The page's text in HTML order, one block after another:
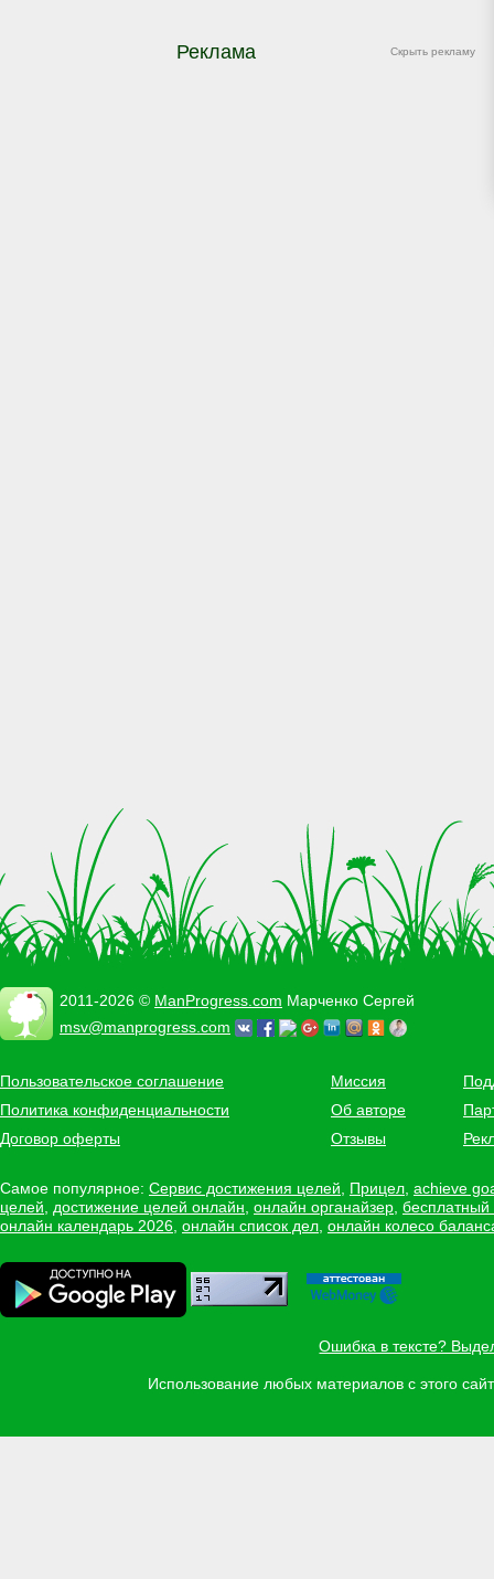
Скрыть рекламу
Реклама
2011-2026 © ManProgress.com Марченко Сергей
msv@manprogress.com
Пользовательское соглашение
Политика конфиденциальности
Договор оферты
Миссия
Об авторе
Отзывы
Самое популярное: Сервис достижения целей Прицел achieve
целей
достижение целей онлайн онлайн органайзер
онлайн календарь 2026 онлайн список дел онлайн колесо
Ошибка в тексте?
Использование любых материалов с этого
Задать вопрос